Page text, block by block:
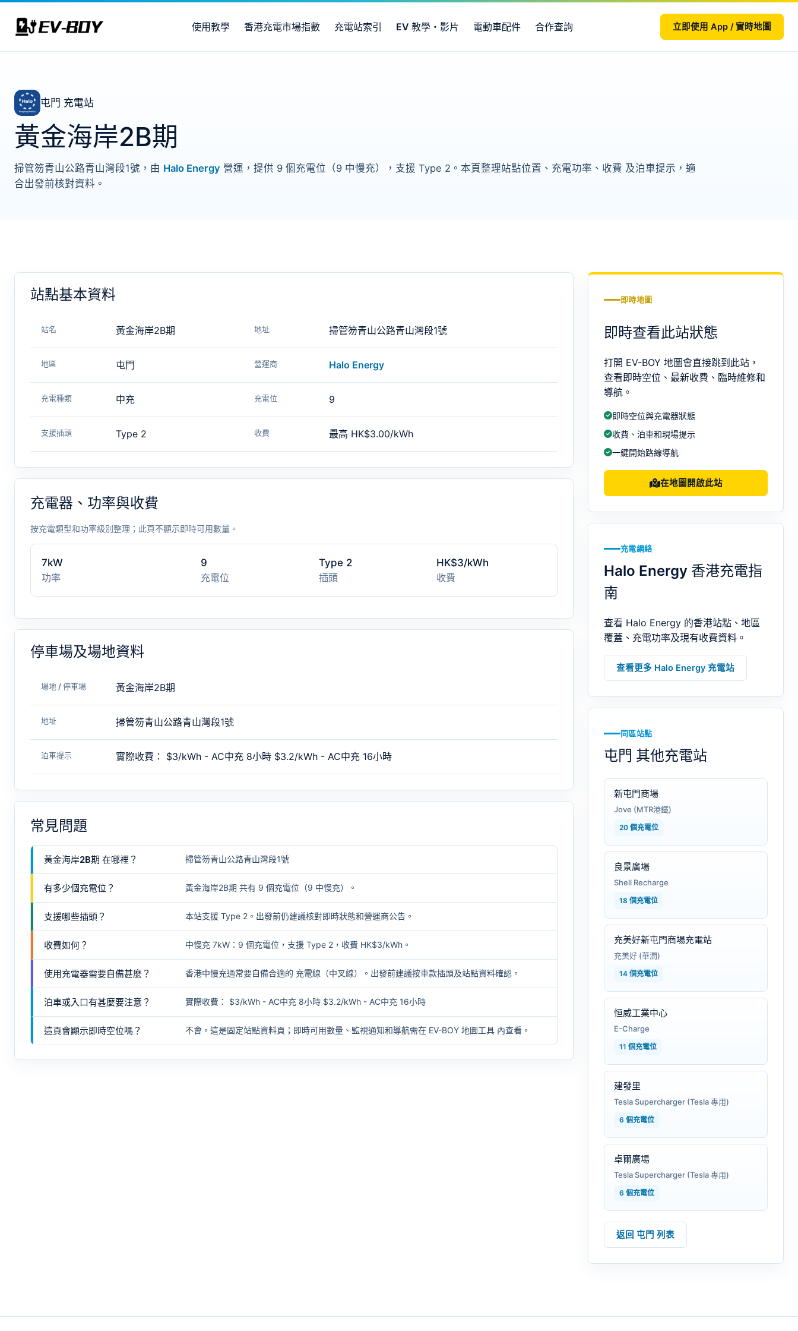
使用教學 香港充電市場指數 充電站索引 EV 教學・影片 電動車配件 合作查詢 立即使用 App / 實時地圖
屯門 充電站
黃金海岸2B期
掃管笏青山公路青山灣段1號，由 Halo Energy 營運，提供 9 個充電位（9 中慢充），支援 Type 2。本頁整理站點位置、充電功率、收費 及泊車提示，適
合出發前核對資料。
站點基本資料
站名 黃金海岸2B期 地址 掃管笏青山公路青山灣段1號
地區 屯門 營運商 Halo Energy
充電種類 中充 充電位 9
支援插頭 Type 2 收費 最高 HK$3.00/kWh
充電器、功率與收費
按充電類型和功率級別整理；此頁不顯示即時可用數量。
7kW
功率
9
充電位
Type 2
插頭
HK$3/kWh
收費
停車場及場地資料
場地 / 停車場 黃金海岸2B期
地址 掃管笏青山公路青山灣段1號
泊車提示 實際收費： $3/kWh - AC中充 8小時 $3.2/kWh - AC中充 16小時
常見問題
黃金海岸2B期 在哪裡？ 掃管笏青山公路青山灣段1號
有多少個充電位？ 黃金海岸2B期 共有 9 個充電位（9 中慢充）。
支援哪些插頭？ 本站支援 Type 2。出發前仍建議核對即時狀態和營運商公告。
收費如何？ 中慢充 7kW：9 個充電位，支援 Type 2，收費 HK$3/kWh。
使用充電器需要自備甚麼？ 香港中慢充通常要自備合適的 充電線（中叉線） 。出發前建議按車款插頭及站點資料確認。
泊車或入口有甚麼要注意？ 實際收費： $3/kWh - AC中充 8小時 $3.2/kWh - AC中充 16小時
這頁會顯示即時空位嗎？ 不會。這是固定站點資料頁；即時可用數量、監視通知和導航需在 EV-BOY 地圖工具 內查看。
即時地圖
即時查看此站狀態
打開 EV-BOY 地圖會直接跳到此站，
查看即時空位、最新收費、臨時維修和
導航。
即時空位與充電器狀態
收費、泊車和現場提示
一鍵開始路線導航
在地圖開啟此站
充電網絡
Halo Energy 香港充電指
南
查看 Halo Energy 的香港站點、地區
覆蓋、充電功率及現有收費資料。
查看更多 Halo Energy 充電站
同區站點
屯門 其他充電站
新屯門商場
Jove (MTR港鐵)
20 個充電位
良景廣場
Shell Recharge
18 個充電位
充美好新屯門商場充電站
充美好 (華潤)
14 個充電位
恒威工業中心
E-Charge
11 個充電位
建發里
Tesla Supercharger (Tesla 專用)
6 個充電位
卓爾廣場
Tesla Supercharger (Tesla 專用)
6 個充電位
返回 屯門 列表